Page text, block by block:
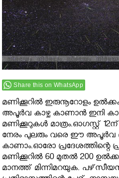
Share this on WhatsApp
മണിക്കൂറില്‍ ഇരുനൂറോളം
അപൂര്‍വ കാഴ്ച കാണാൻ ഇനി
മണിക്കൂറുകൾ മാത്രം.ഓഗസ്റ്റ്
നേരം പുലരും വരെ ഈ അപൂര്‍വ
കാണാം.ഓരോ പ്രദേശത്തിന്റെ
മണിക്കൂറില്‍ 60 മുതല്‍ 200
മാനത്ത് മിന്നിമറയുക.